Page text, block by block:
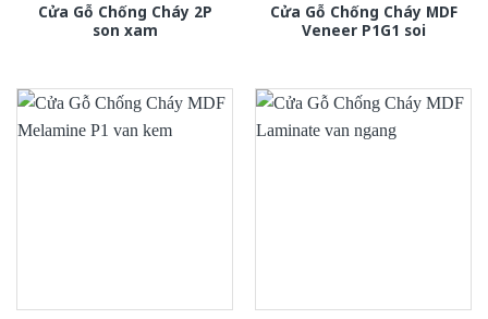
Cửa Gỗ Chống Cháy 2P
son xam
Cửa Gỗ Chống Cháy MDF
Veneer P1G1 soi